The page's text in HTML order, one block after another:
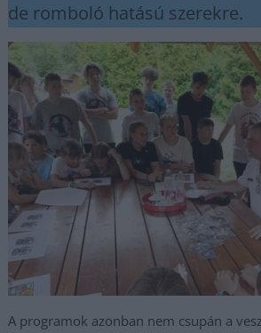
de romboló hatású szerekre.
A programok azonban nem csupán a